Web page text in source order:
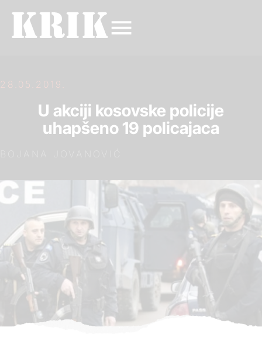
28.05.2019.
U akciji kosovske policije
uhapšeno 19 policajaca